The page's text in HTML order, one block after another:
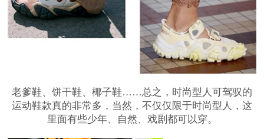
老爹鞋、饼干鞋、椰子鞋……总之，时尚型人可驾驭的
运动鞋款真的非常多，当然，不仅仅限于时尚型人，这
里面有些少年、自然、戏剧都可以穿。